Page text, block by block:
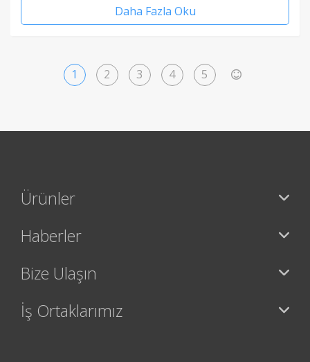
Daha Fazla Oku
1 2 3 4 5
Ürünler
Haberler
Bize Ulaşın
İş Ortaklarımız